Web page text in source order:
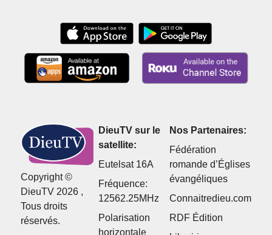
Copyright ©
DieuTV 2026 ,
Tous droits
réservés.
DieuTV sur le
satellite:
Eutelsat 16A
Fréquence:
12562.25MHz
Polarisation
horizontale
Nos Partenaires:
Fédération
romande d’Églises
évangéliques
Connaitredieu.com
RDF Édition